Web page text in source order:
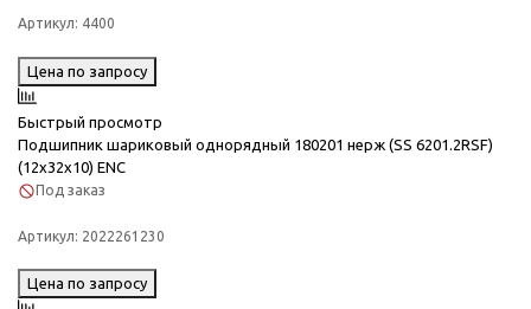
Артикул: 4400
Цена по запросу
Быстрый просмотр
Подшипник шариковый однорядный 180201 нерж (SS 6201.2RSF)
(12x32x10) ENC
Под заказ
Артикул: 2022261230
Цена по запросу